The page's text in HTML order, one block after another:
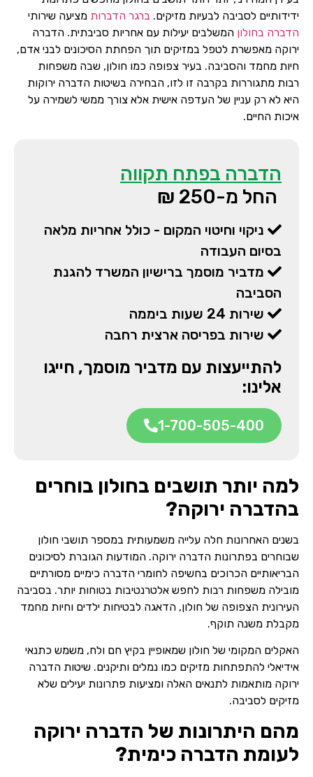
ידידותיים לסביבה לבעיות מזיקים. ברגר הדברות מציעה שירותי
הדברה בחולון המשלבים יעילות עם אחריות סביבתית. הדברה
ירוקה מאפשרת לטפל במזיקים תוך הפחתת הסיכונים לבני אדם,
חיות מחמד והסביבה. בעיר צפופה כמו חולון, שבה משפחות
רבות מתגוררות בקרבה זו לזו, הבחירה בשיטות הדברה ירוקות
היא לא רק עניין של העדפה אישית אלא צורך ממשי לשמירה על
איכות החיים.
הדברה בפתח תקווה
החל מ-250 ₪
ניקוי וחיטוי המקום - כולל אחריות מלאה
בסיום העבודה
מדביר מוסמך ברישיון המשרד להגנת
הסביבה
שירות 24 שעות ביממה
שירות בפריסה ארצית רחבה
להתייעצות עם מדביר מוסמך, חייגו
אלינו:
1-700-505-400
למה יותר תושבים בחולון בוחרים
בהדברה ירוקה?
בשנים האחרונות חלה עלייה משמעותית במספר תושבי חולון
שבוחרים בפתרונות הדברה ירוקה. המודעות הגוברת לסיכונים
הבריאותיים הכרוכים בחשיפה לחומרי הדברה כימיים מסורתיים
מובילה משפחות רבות לחפש אלטרנטיבות בטוחות יותר. בסביבה
העירונית הצפופה של חולון, הדאגה לבטיחות ילדים וחיות מחמד
מקבלת משנה תוקף.
האקלים המקומי של חולון שמאופיין בקיץ חם ולח, משמש כתנאי
אידיאלי להתפתחות מזיקים כמו נמלים ותיקנים. שיטות הדברה
ירוקה מותאמות לתנאים האלה ומציעות פתרונות יעילים שלא
מזיקים לסביבה.
מהם היתרונות של הדברה ירוקה
לעומת הדברה כימית?